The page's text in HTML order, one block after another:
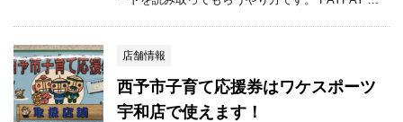
店舗情報
西予市子育て応援券はワケスポーツ
宇和店で使えます！